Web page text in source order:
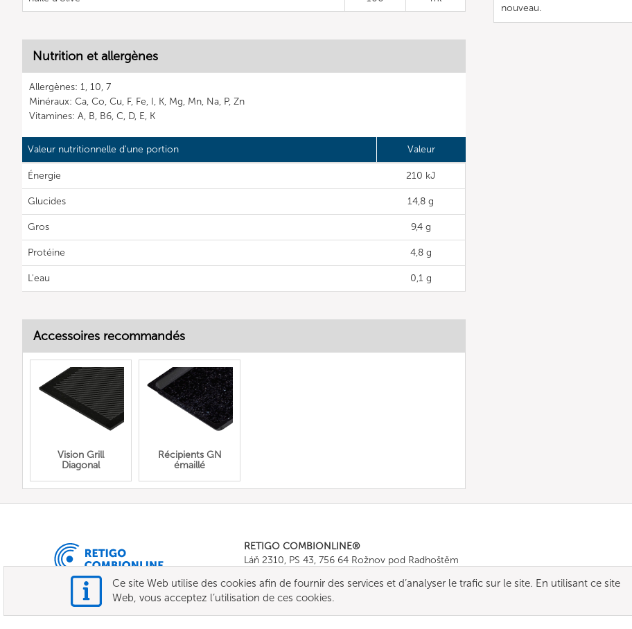
Nutrition et allergènes
Allergènes: 1, 10, 7
Minéraux: Ca, Co, Cu, F, Fe, I, K, Mg, Mn, Na, P, Zn
Vitamines: A, B, B6, C, D, E, K
Valeur nutritionnelle d'une portion Valeur
Énergie 210 kJ
Glucides 14,8 g
Gros 9,4 g
Protéine 4,8 g
L'eau 0,1 g
nouveau.
Accessoires recommandés
Vision Grill
Diagonal
Récipients GN
émaillé
RETIGO COMBIONLINE®
Láň 2310, PS 43, 756 64 Rožnov pod Radhoštěm
E-mail: info@combionline.com
Ce site Web utilise des cookies afin de fournir des services et d’analyser le trafic sur le site. En utilisant ce site
Web, vous acceptez l’utilisation de ces cookies.